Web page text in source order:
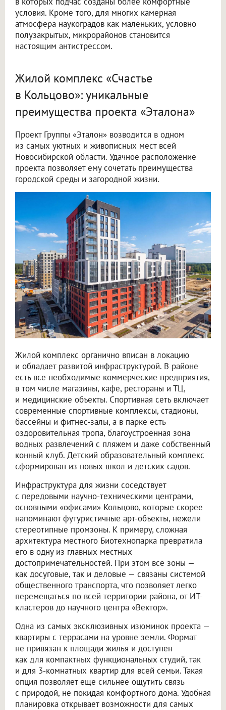
условия. Кроме того, для многих камерная
атмосфера наукоградов как маленьких, условно
полузакрытых, микрорайонов становится
настоящим антистрессом.
Жилой комплекс «Счастье
в Кольцово»: уникальные
преимущества проекта «Эталона»
Проект Группы «Эталон» возводится в одном
из самых уютных и живописных мест всей
Новосибирской области. Удачное расположение
проекта позволяет ему сочетать преимущества
городской среды и загородной жизни.
Жилой комплекс органично вписан в локацию
и обладает развитой инфраструктурой. В районе
есть все необходимые коммерческие предприятия,
в том числе магазины, кафе, рестораны и ТЦ,
и медицинские объекты. Спортивная сеть включает
современные спортивные комплексы, стадионы,
бассейны и фитнес-залы, а в парке есть
оздоровительная тропа, благоустроенная зона
водных развлечений с пляжем и даже собственный
конный клуб. Детский образовательный комплекс
сформирован из новых школ и детских садов.
Инфраструктура для жизни соседствует
с передовыми научно-техническими центрами,
основными «офисами» Кольцово, которые скорее
напоминают футуристичные арт-объекты, нежели
стереотипные промзоны. К примеру, сложная
архитектура местного Биотехнопарка превратила
его в одну из главных местных
достопримечательностей. При этом все зоны —
как досуговые, так и деловые — связаны системой
общественного транспорта, что позволяет легко
перемещаться по всей территории района, от ИТ-
кластеров до научного центра «Вектор».
Одна из самых эксклюзивных изюминок проекта —
квартиры с террасами на уровне земли. Формат
не привязан к площади жилья и доступен
как для компактных функциональных студий, так
и для 3-комнатных квартир для всей семьи. Такая
опция позволяет еще сильнее ощутить связь
с природой, не покидая комфортного дома. Удобная
планировка открывает возможности для самых